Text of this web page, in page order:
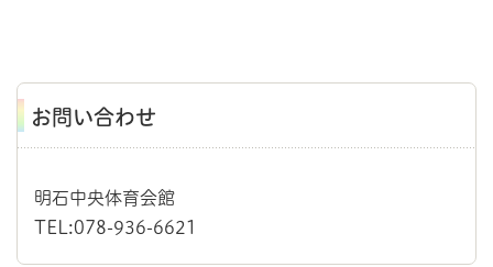
お問い合わせ
明石中央体育会館
TEL:078-936-6621